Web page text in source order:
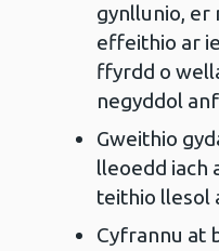
gynllunio, er
effeithio ar
ffyrdd o
negyddol
Gweithio
lleoedd iach
teithio llesol
Cyfrannu at